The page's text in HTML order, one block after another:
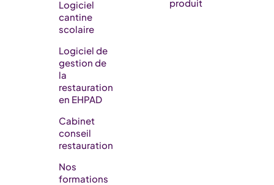
Logiciel
cantine
scolaire
Logiciel de
gestion de
la
restauration
en EHPAD​
Cabinet
conseil
restauration
Nos
formations
produit